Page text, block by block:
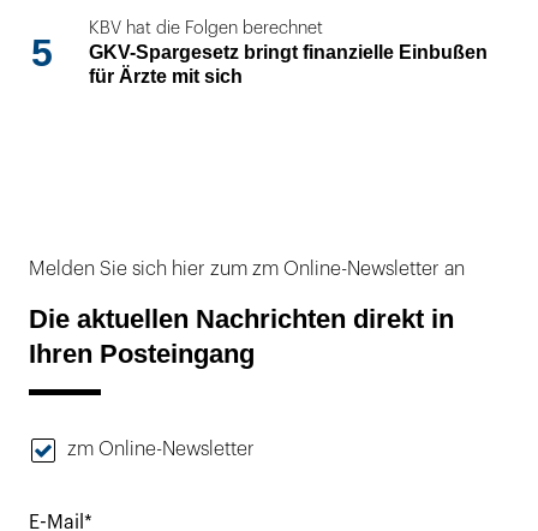
5
KBV hat die Folgen berechnet
GKV-Spargesetz bringt finanzielle Einbußen
für Ärzte mit sich
Melden Sie sich hier zum zm Online-Newsletter an
Die aktuellen Nachrichten direkt in
Ihren Posteingang
zm Online-Newsletter
E-Mail*